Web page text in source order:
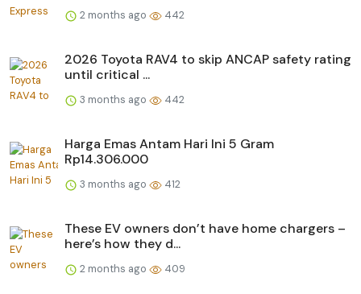
2 months ago 442
2026 Toyota RAV4 to skip ANCAP safety rating
until critical ...
3 months ago 442
Harga Emas Antam Hari Ini 5 Gram
Rp14.306.000
3 months ago 412
These EV owners don’t have home chargers –
here’s how they d...
2 months ago 409